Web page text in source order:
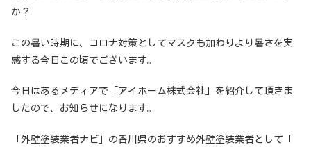
か？
この暑い時期に、コロナ対策としてマスクも加わりより暑さを実
感する今日この頃でございます。
今日はあるメディアで「アイホーム株式会社」を紹介して頂きま
したので、お知らせになります。
「外壁塗装業者ナビ」の香川県のおすすめ外壁塗装業者として「